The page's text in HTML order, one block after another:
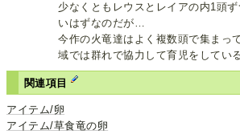
少なくともレウスとレイアの内1頭
いはずなのだが…
今作の火竜達はよく複数頭で集まっ
域では群れで協力して育児をしてい
関連項目
アイテム/卵
アイテム/草食竜の卵